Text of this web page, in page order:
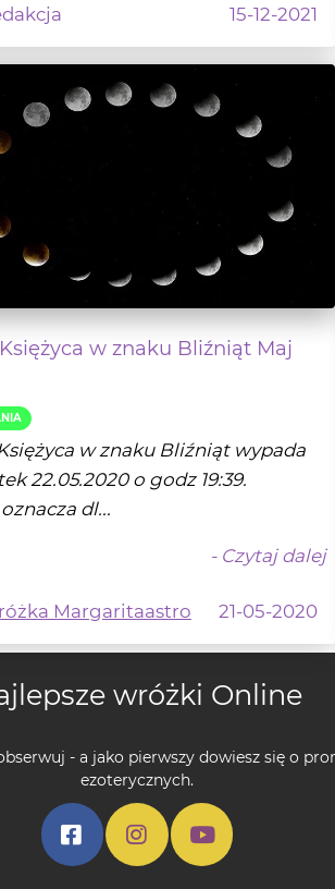
15-12-2021
w znaku Bliźniąt Maj
w znaku Bliźniąt wypada
22.05.2020 o godz 19:39.
dl...
- Czytaj dalej
Margaritaastro 21-05-2020
wróżki Online
- a jako pierwszy dowiesz się o
ezoterycznych.